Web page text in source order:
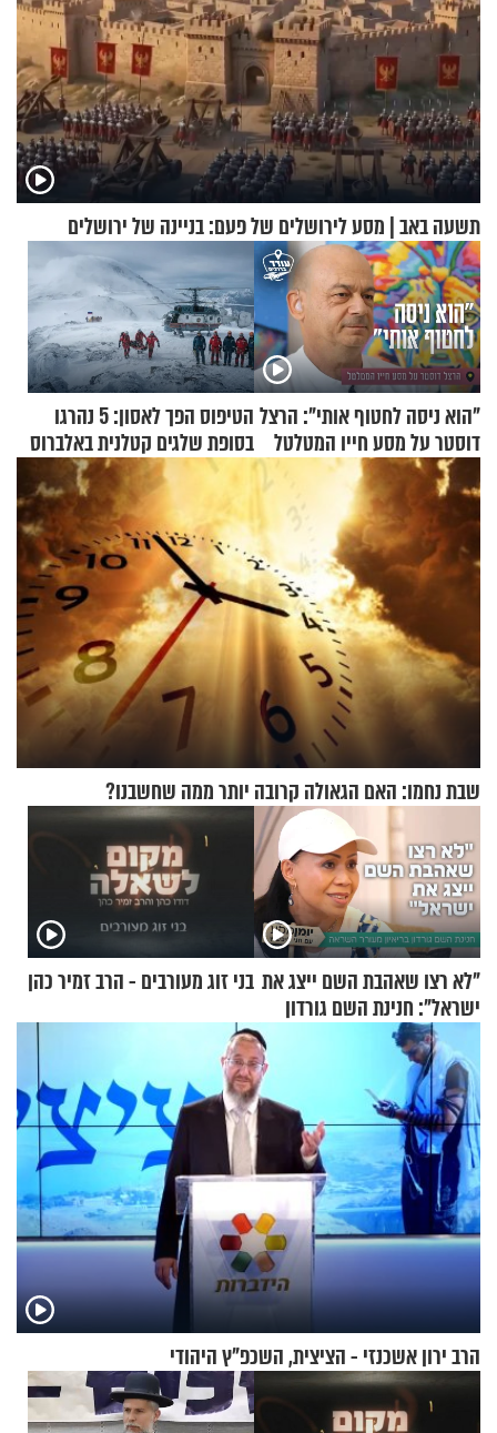
תשעה באב | מסע לירושלים של פעם: בניינה של ירושלים
"הוא ניסה לחטוף אותי": הרצל
דוסטר על מסע חייו המטלטל
הטיפוס הפך לאסון: 5 נהרגו
בסופת שלגים קטלנית באלברוס
שבת נחמו: האם הגאולה קרובה יותר ממה שחשבנו?
"לא רצו שאהבת השם ייצג את
ישראל": חנינת השם גורדון
בריאיון מעורר השראה
בני זוג מעורבים - הרב זמיר כהן
הרב ירון אשכנזי - הציצית, השכפ"ץ היהודי